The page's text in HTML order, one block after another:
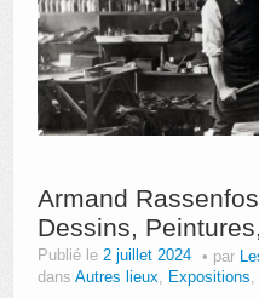
Armand
Dessins,
Publié le 2 juillet 2024 par
dans Autres lieux, Expositions,